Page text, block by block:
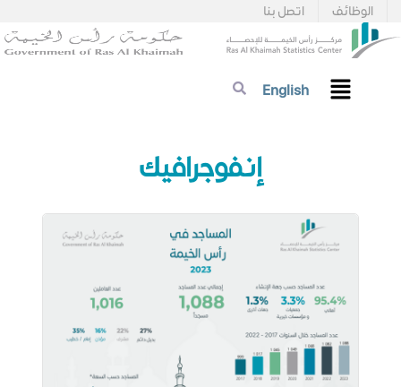
اتصل بنا الوظائف
English
​​​​​​​​​​​​​​​​إنفوجرافيك​